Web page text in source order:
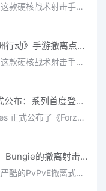
在《三角洲行动》这款硬核战术射击手游中，撤离是每位干员行动的核心目标。无论你在战场中搜刮了多少高价值物
深度解析《三角洲行动》手游撤离点机制与地图全攻略
在《三角洲行动》这款硬核战术射击手游中，撤离是每位干员行动的核心目标。无论你在战场中搜刮了多少高价值物
《地平线 6》正式公布：系列首度登陆亚洲，日本嘉年华即将启幕
Playground Games 正式公布了《Forza Horizon 6》，这次备受赞誉的地平线嘉年华将首次驶入亚洲，落户日本。玩家
《马拉松》评测：Bungie的撤离射击硬核之作——痛苦是入场券，回报是顶级的
《马拉松》是一款严酷的PvPvE撤离式射击游戏，现已登陆PS5、Xbox Series X/S和PC。它继承了Bungie上世纪90年